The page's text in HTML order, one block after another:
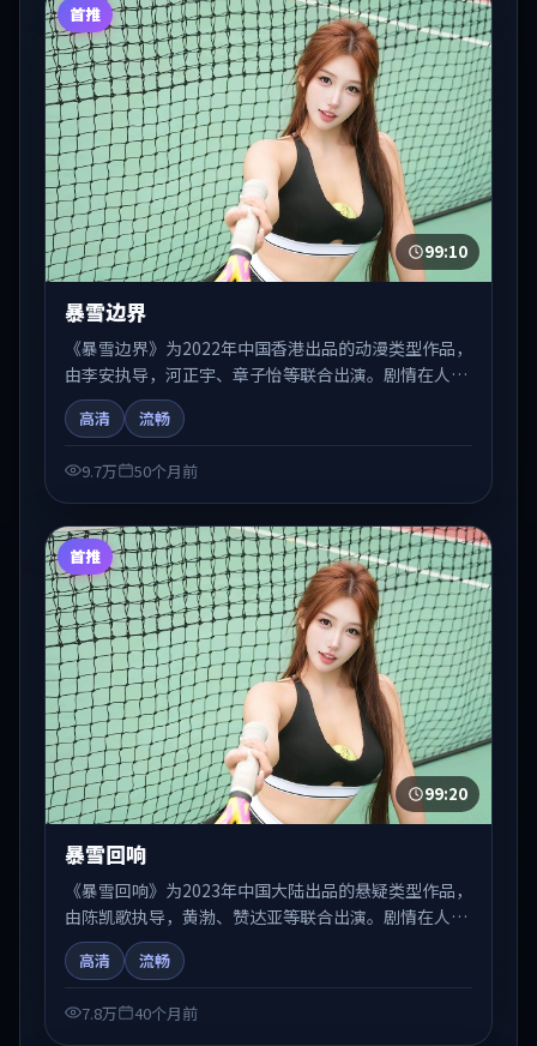
首推
99:10
暴雪边界
《暴雪边界》为2022年中国香港出品的动漫类型作品，
由李安执导，河正宇、章子怡等联合出演。剧情在人物
弧光与节奏推进中展开，兼具叙事张力与视听质感。适
合关注国产在线观看、热播国产剧与院线佳片的观众收
高清 流畅
9.7万 50个月前
首推
99:20
暴雪回响
《暴雪回响》为2023年中国大陆出品的悬疑类型作品，
由陈凯歌执导，黄渤、赞达亚等联合出演。剧情在人物
弧光与节奏推进中展开，兼具叙事张力与视听质感。适
合关注国产在线观看、热播国产剧与院线佳片的观众收
高清 流畅
7.8万 40个月前